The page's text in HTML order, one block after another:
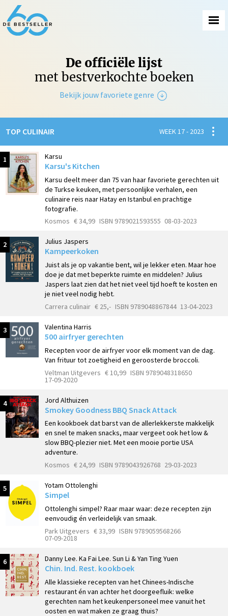
De officiële lijst
met bestverkochte boeken
Bekijk jouw favoriete genre
Fictie
TOP CULINAIR WEEK 17 - 2023
1 Karsu
Karsu's Kitchen
Karsu deelt meer dan 75 van haar favoriete gerechten uit
de Turkse keuken, met persoonlijke verhalen, een
culinaire reis naar Hatay en Istanbul en prachtige
fotografie.
Kosmos € 34,99 ISBN 9789021593555 08-03-2023
2 Julius Jaspers
Kampeerkoken
Juist als je op vakantie bent, wil je lekker eten. Maar hoe
doe je dat met beperkte ruimte en middelen? Julius
Jaspers laat zien dat het niet veel tijd hoeft te kosten en
je niet veel nodig hebt.
Carrera culinair € 25,- ISBN 9789048867844 13-04-2023
3 Valentina Harris
500 airfryer gerechten
Recepten voor de airfryer voor elk moment van de dag.
Van frituur tot zoetigheid en geroosterde broccoli.
Veltman Uitgevers € 10,99 ISBN 9789048318650
17-09-2020
4 Jord Althuizen
Smokey Goodness BBQ Snack Attack
Een kookboek dat barst van de allerlekkerste makkelijk
en snel te maken snacks, maar vergeet ook het low &
slow BBQ-plezier niet. Met een mooie portie USA
adventure.
Kosmos € 24,99 ISBN 9789043926768 29-03-2023
5 Yotam Ottolenghi
Simpel
Ottolenghi simpel? Raar maar waar: deze recepten zijn
eenvoudig én verleidelijk van smaak.
Park Uitgevers € 33,99 ISBN 9789059568266
07-09-2018
6 Danny Lee. Ka Fai Lee. Sun Li & Yan Ting Yuen
Chin. Ind. Rest. kookboek
Alle klassieke recepten van het Chinees-Indische
restaurant én van achter het doorgeefluik: welke
gerechten nam het keukenpersoneel mee vanuit het
oosten en wat maken ze graag thuis?